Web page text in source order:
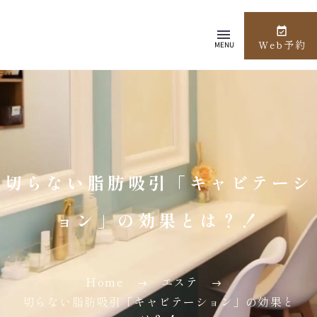
MENU Web予約
切らない脂肪吸引「キャビテーシ
ョン」の効果とは？！
Home
エステ
切らない脂肪吸引「キャビテーション」の効果と